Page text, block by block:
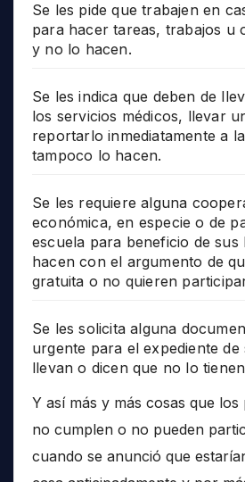
Se les pide que trabajen en
para hacer tareas, trabajos u
y no lo hacen.
Se les indica que deben de
los servicios médicos, llevar
reportarlo inmediatamente a
tampoco lo hacen.
Se les requiere alguna
económica, en especie o de
escuela para beneficio de sus
hacen con el argumento de
gratuita o no quieren
Se les solicita alguna
urgente para el expediente
llevan o dicen que no lo
Y así más y más cosas que los
no cumplen o no pueden
cuando se anunció que